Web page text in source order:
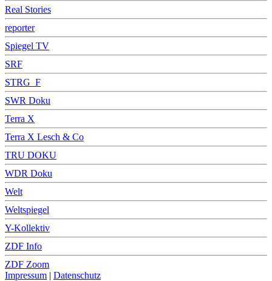
Real Stories
reporter
Spiegel TV
SRF
STRG_F
SWR Doku
Terra X
Terra X Lesch & Co
TRU DOKU
WDR Doku
Welt
Weltspiegel
Y-Kollektiv
ZDF Info
ZDF Zoom
Impressum | Datenschutz